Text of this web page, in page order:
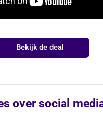
Bekijk de deal
over social